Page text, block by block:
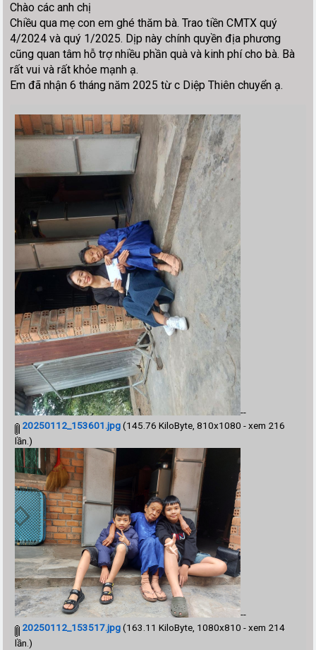
Chào các anh chị
Chiều qua mẹ con em ghé thăm bà. Trao tiền CMTX quý
4/2024 và quý 1/2025. Dịp này chính quyền địa phương
cũng quan tâm hỗ trợ nhiều phần quà và kinh phí cho bà. Bà
rất vui và rất khỏe mạnh ạ.
Em đã nhận 6 tháng năm 2025 từ c Diệp Thiên chuyển ạ.
--
20250112_153601.jpg(145.76 KiloByte, 810x1080 - xem 216
lần.)
--
20250112_153517.jpg(163.11 KiloByte, 1080x810 - xem 214
lần.)